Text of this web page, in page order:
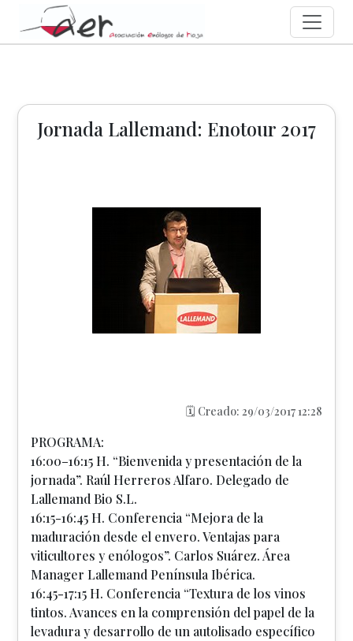
Jornada Lallemand: Enotour 2017
🗓️ Creado: 29/03/2017 12:28
PROGRAMA:
16:00–16:15 H. “Bienvenida y presentación de la
jornada”. Raúl Herreros Alfaro. Delegado de
Lallemand Bio S.L.
16:15-16:45 H. Conferencia “Mejora de la
maduración desde el envero. Ventajas para
viticultores y enólogos”. Carlos Suárez. Área
Manager Lallemand Península Ibérica.
16:45-17:15 H. Conferencia “Textura de los vinos
tintos. Avances en la comprensión del papel de la
levadura y desarrollo de un autolisado específico